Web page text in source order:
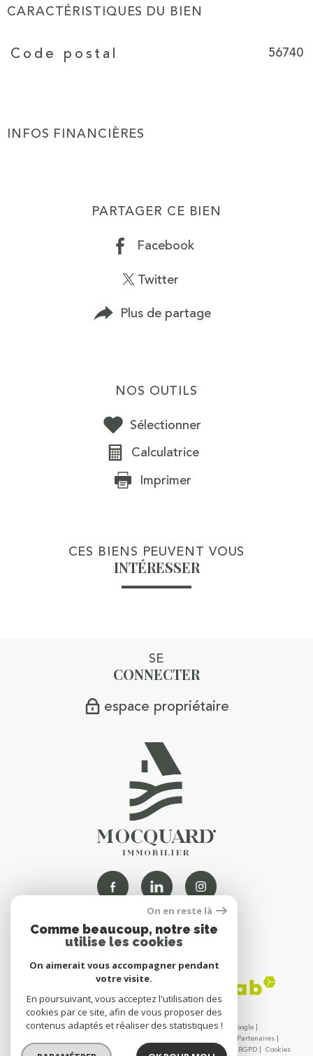
CARACTÉRISTIQUES DU BIEN
Caractéristiques Valeurs
Code postal 56740
INFOS FINANCIÈRES
PARTAGER CE BIEN
Facebook
Twitter
Plus de partage
NOS OUTILS
Sélectionner
Calculatrice
Imprimer
CES BIENS PEUVENT VOUS
INTÉRESSER
SE
CONNECTER
espace propriétaire
NOUS
ADHÉRONS
© 2026 | Tous droits réservés | Traduction powered by Google |
Partenaires
Politique de confidentialité - MOCQUARD IMMOBILIER
Politique RGPD Cookies
On en reste là
Comme beaucoup, notre site
utilise les cookies
On aimerait vous accompagner pendant
votre visite.
En poursuivant, vous acceptez l'utilisation des
cookies par ce site, afin de vous proposer des
contenus adaptés et réaliser des statistiques !